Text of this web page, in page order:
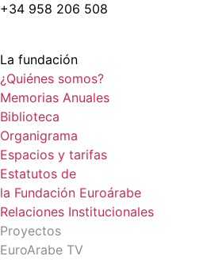
+34 958 206 508
La fundación
¿Quiénes somos?
Memorias Anuales
Biblioteca
Organigrama
Espacios y tarifas
Estatutos de
la Fundación Euroárabe
Relaciones Institucionales
Proyectos
EuroArabe TV